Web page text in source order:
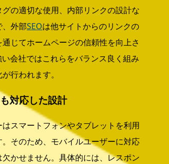
の適切な使用、内部リンクの設計な
、外部SEOは他サイトからのリンクの
じてホームページの信頼性を向上さ
会社ではこれらをバランス良く組み
行われます。
対応した設計
スマートフォンやタブレットを利用
そのため、モバイルユーザーに対応
かせません。具体的には、レスポン